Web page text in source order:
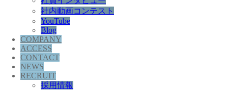
社内動画コンテスト
YouTube
Blog
COMPANY
ACCESS
CONTACT
NEWS
RECRUIT
採用情報